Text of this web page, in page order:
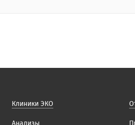
Клиники ЭКО
Анализы